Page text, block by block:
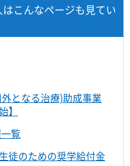
こんなページも見てい
となる治療)助成事業
】
覧
徒のための奨学給付金